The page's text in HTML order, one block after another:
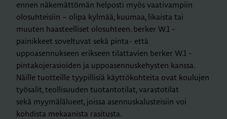
ennen näkemättömän helposti myös vaativampiin
olosuhteisiin – olipa kylmää, kuumaa, likaista tai
muuten haasteelliset olosuhteen. berker W.1 -
painikkeet soveltuvat sekä pinta- että
uppoasennukseen erikseen tilattavien berker W.1 -
pintakojerasioiden ja uppoasennuskehysten kanssa.
Näille tuotteille tyypillisiä käyttökohteita ovat koulujen
työsalit, teollisuuden tuotantotilat, varastotilat
sekä myymälälueet, joissa asennuskalusteisiin voi
kohdista mekaanista rasitusta.